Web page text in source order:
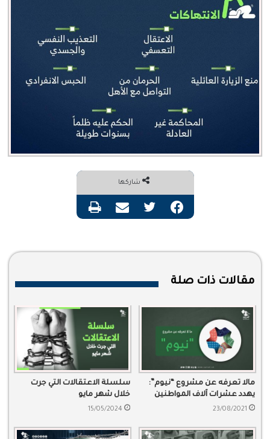
شاركها
فيسبوك تويتر مشاركة عبر البريد طباعة
مقالات ذات صلة
مالا تعرفه عن مشروع “نيوم”:
يهدد عشرات آلاف المواطنين
بالتهجير وعشرات القرى
23/08/2021
سلسلة الاعتقالات التي جرت
خلال شهر مايو
15/05/2024